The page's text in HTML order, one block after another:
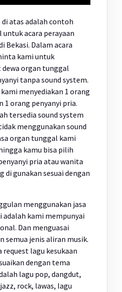
di atas adalah contoh
acara perayaan
Bekasi. Dalam acara
kami untuk
organ tunggal
tanpa sound system.
menyediakan 1 orang
1 orang penyanyi pria.
tersedia sound system
menggunakan sound
organ tunggal kami
kamu bisa pilih
pria atau wanita
di gunakan sesuai dengan
menggunakan jasa
kami mempunyai
Dan menguasai
semua jenis aliran musik.
request lagu kesukaan
dengan tema
lagu pop, dangdut,
rock, lawas, lagu